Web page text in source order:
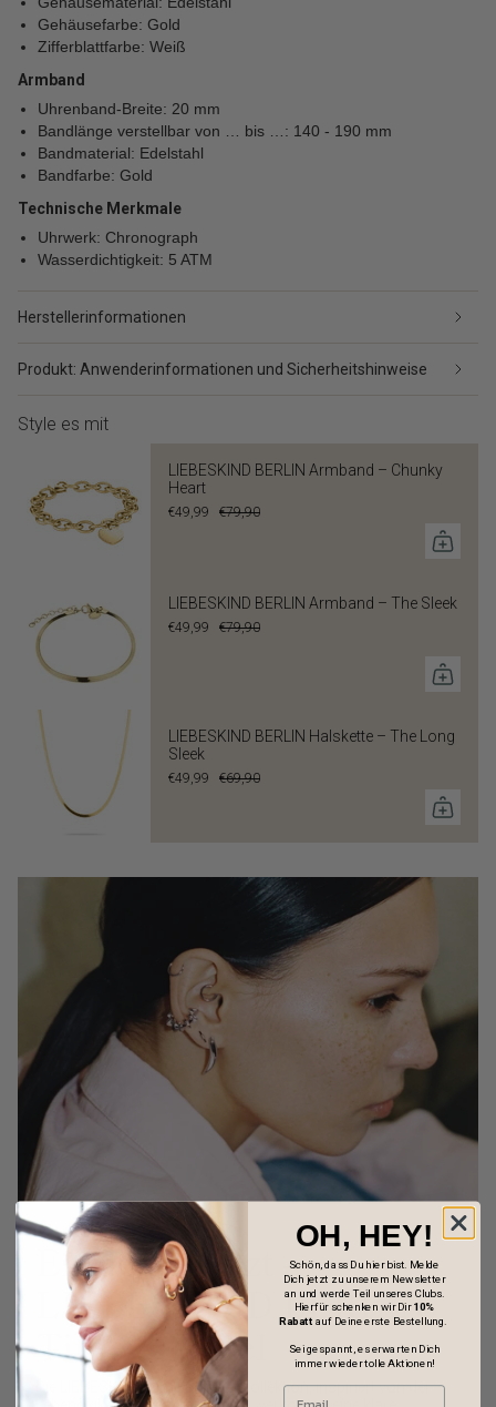
Gehäusefarbe: Gold
Zifferblattfarbe: Weiß
Armband
Uhrenband-Breite: 20 mm
Bandlänge verstellbar von … bis …: 140 - 190 mm
Bandmaterial: Edelstahl
Bandfarbe: Gold
Technische Merkmale
Uhrwerk: Chronograph
Wasserdichtigkeit: 5 ATM
Herstellerinformationen
Produkt: Anwenderinformationen und Sicherheitshinweise
Style es mit
LIEBESKIND BERLIN Armband – Chunky
Heart
€49,99 €79,90
LIEBESKIND BERLIN Armband – The Sleek
€49,99 €79,90
LIEBESKIND BERLIN Halskette – The Long
Sleek
€49,99 €69,90
Entdecke jetzt -
LIEBESKIND BERLIN
Time & Jewel
Die LIEBESKIND Time & Jewel Kollektion, inspiriert von der
OH, HEY!
Schön, dass Du hier bist. Melde
Dich jetzt zu unserem Newsletter
an und werde Teil unseres Clubs.
Hierfür schenken wir Dir10%
Rabatt auf Deine erste Bestellung.
Sei gespannt, es erwarten Dich
immer wieder tolle Aktionen!